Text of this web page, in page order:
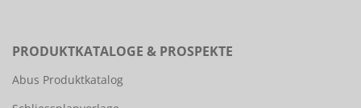
PRODUKTKATALOGE & PROSPEKTE
Abus Produktkatalog